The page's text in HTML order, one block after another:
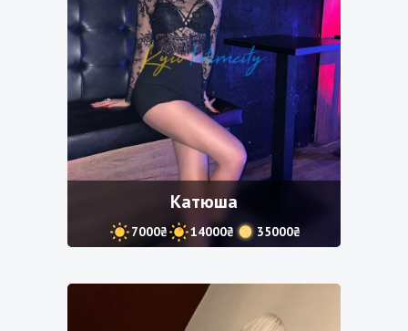
Катюша
7000₴ 14000₴ 35000₴